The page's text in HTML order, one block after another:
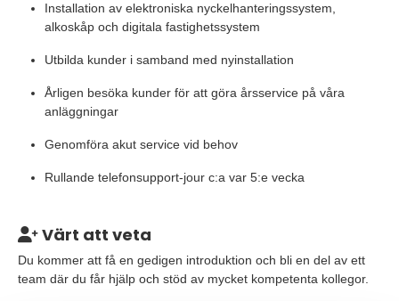
Installation av elektroniska nyckelhanteringssystem,
alkoskåp och digitala fastighetssystem
Utbilda kunder i samband med nyinstallation
Årligen besöka kunder för att göra årsservice på våra
anläggningar
Genomföra akut service vid behov
Rullande telefonsupport-jour c:a var 5:e vecka
Värt att veta
Du kommer att få en gedigen introduktion och bli en del av ett
team där du får hjälp och stöd av mycket kompetenta kollegor.